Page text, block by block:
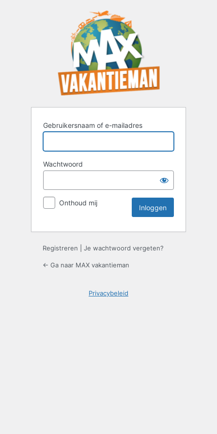
Gebruikersnaam of e-mailadres
Wachtwoord
Onthoud mij
Registreren Je wachtwoord vergeten?
← Ga naar MAX vakantieman
Privacybeleid